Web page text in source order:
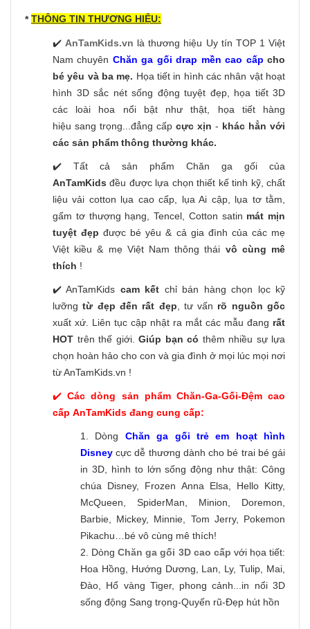
*THÔNG TIN THƯƠNG HIỆU:
✔️ AnTamKids.vn là thương hiệu Uy tín TOP 1 Việt
Nam chuyên Chăn ga gối drap mền cao cấp cho
bé yêu và ba mẹ. Họa tiết in hình các nhân vật hoạt
hình 3D sắc nét sống động tuyệt đẹp, họa tiết 3D
các loài hoa nổi bật như thật, họa tiết hàng
hiệu sang trọng...đẳng cấp cực xịn - khác hẳn với
các sản phẩm thông thường khác.
✔️ Tất cả sản phẩm Chăn ga gối của
AnTamKids đều được lựa chọn thiết kế tinh kỹ, chất
liệu vải cotton lụa cao cấp, lụa Ai cập, lụa tơ tằm,
gấm tơ thượng hạng, Tencel, Cotton satin mát mịn
tuyệt đẹp được bé yêu & cả gia đình của các mẹ
Việt kiều & mẹ Việt Nam thông thái vô cùng mê
thích !
✔️ AnTamKids cam kết chỉ bán hàng chọn lọc kỹ
lưỡngtừ đẹp đến rất đẹp , tư vấn rõ nguồn gốc
xuất xứ. Liên tục cập nhật ra mắt các mẫu đang rất
HOT trên thế giới. Giúp bạn có thêm nhiều sự lựa
chọn hoàn hảo cho con và gia đình ở mọi lúc mọi nơi
từ AnTamKids.vn !
✔️Các dòng sản phẩm Chăn-Ga-Gối-Đệm cao
cấp AnTamKids đang cung cấp:
1. Dòng Chăn ga gối trẻ em hoạt hình
Disney cực dễ thương dành cho bé trai bé gái
in 3D, hình to lớn sống động như thật: Công
chúa Disney, Frozen Anna Elsa, Hello Kitty,
McQueen, SpiderMan, Minion, Doremon,
Barbie, Mickey, Minnie, Tom Jerry, Pokemon
Pikachu…bé vô cùng mê thích!
2. DòngChăn ga gối 3D cao cấp với họa tiết:
Hoa Hồng, Hướng Dương, Lan, Ly, Tulip, Mai,
Đào, Hổ vàng Tiger, phong cảnh...in nổi 3D
sống động Sang trọng-Quyến rũ-Đẹp hút hồn